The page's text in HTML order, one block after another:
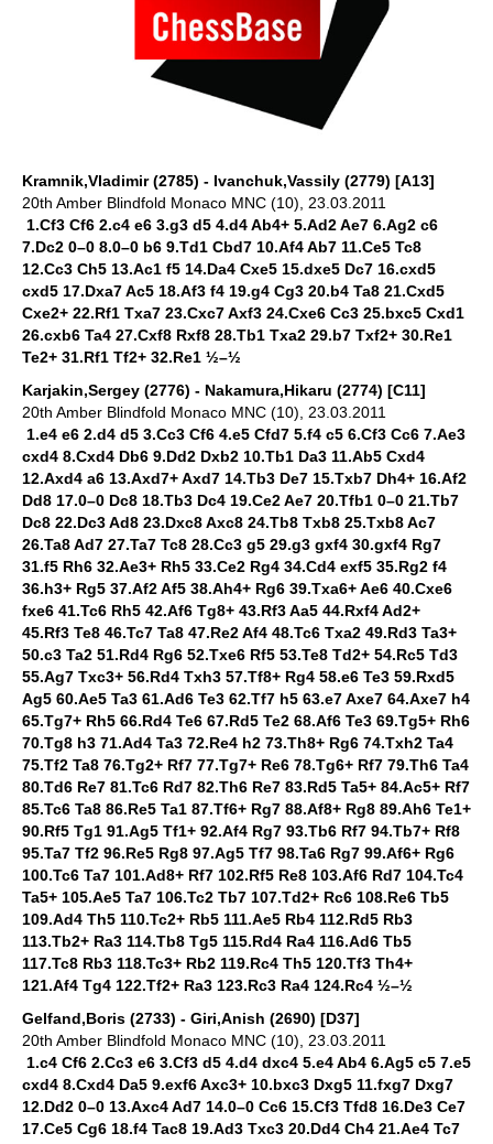
Kramnik,Vladimir (2785) - Ivanchuk,Vassily (2779) [A13]
20th Amber Blindfold Monaco MNC (10), 23.03.2011
1.Cf3 Cf6 2.c4 e6 3.g3 d5 4.d4 Ab4+ 5.Ad2 Ae7 6.Ag2 c6
7.Dc2 0–0 8.0–0 b6 9.Td1 Cbd7 10.Af4 Ab7 11.Ce5 Tc8
12.Cc3 Ch5 13.Ac1 f5 14.Da4 Cxe5 15.dxe5 Dc7 16.cxd5
cxd5 17.Dxa7 Ac5 18.Af3 f4 19.g4 Cg3 20.b4 Ta8 21.Cxd5
Cxe2+ 22.Rf1 Txa7 23.Cxc7 Axf3 24.Cxe6 Cc3 25.bxc5 Cxd1
26.cxb6 Ta4 27.Cxf8 Rxf8 28.Tb1 Txa2 29.b7 Txf2+ 30.Re1
Te2+ 31.Rf1 Tf2+ 32.Re1 ½–½
Karjakin,Sergey (2776) - Nakamura,Hikaru (2774) [C11]
20th Amber Blindfold Monaco MNC (10), 23.03.2011
1.e4 e6 2.d4 d5 3.Cc3 Cf6 4.e5 Cfd7 5.f4 c5 6.Cf3 Cc6 7.Ae3
cxd4 8.Cxd4 Db6 9.Dd2 Dxb2 10.Tb1 Da3 11.Ab5 Cxd4
12.Axd4 a6 13.Axd7+ Axd7 14.Tb3 De7 15.Txb7 Dh4+ 16.Af2
Dd8 17.0–0 Dc8 18.Tb3 Dc4 19.Ce2 Ae7 20.Tfb1 0–0 21.Tb7
Dc8 22.Dc3 Ad8 23.Dxc8 Axc8 24.Tb8 Txb8 25.Txb8 Ac7
26.Ta8 Ad7 27.Ta7 Tc8 28.Cc3 g5 29.g3 gxf4 30.gxf4 Rg7
31.f5 Rh6 32.Ae3+ Rh5 33.Ce2 Rg4 34.Cd4 exf5 35.Rg2 f4
36.h3+ Rg5 37.Af2 Af5 38.Ah4+ Rg6 39.Txa6+ Ae6 40.Cxe6
fxe6 41.Tc6 Rh5 42.Af6 Tg8+ 43.Rf3 Aa5 44.Rxf4 Ad2+
45.Rf3 Te8 46.Tc7 Ta8 47.Re2 Af4 48.Tc6 Txa2 49.Rd3 Ta3+
50.c3 Ta2 51.Rd4 Rg6 52.Txe6 Rf5 53.Te8 Td2+ 54.Rc5 Td3
55.Ag7 Txc3+ 56.Rd4 Txh3 57.Tf8+ Rg4 58.e6 Te3 59.Rxd5
Ag5 60.Ae5 Ta3 61.Ad6 Te3 62.Tf7 h5 63.e7 Axe7 64.Axe7 h4
65.Tg7+ Rh5 66.Rd4 Te6 67.Rd5 Te2 68.Af6 Te3 69.Tg5+ Rh6
70.Tg8 h3 71.Ad4 Ta3 72.Re4 h2 73.Th8+ Rg6 74.Txh2 Ta4
75.Tf2 Ta8 76.Tg2+ Rf7 77.Tg7+ Re6 78.Tg6+ Rf7 79.Th6 Ta4
80.Td6 Re7 81.Tc6 Rd7 82.Th6 Re7 83.Rd5 Ta5+ 84.Ac5+ Rf7
85.Tc6 Ta8 86.Re5 Ta1 87.Tf6+ Rg7 88.Af8+ Rg8 89.Ah6 Te1+
90.Rf5 Tg1 91.Ag5 Tf1+ 92.Af4 Rg7 93.Tb6 Rf7 94.Tb7+ Rf8
95.Ta7 Tf2 96.Re5 Rg8 97.Ag5 Tf7 98.Ta6 Rg7 99.Af6+ Rg6
100.Tc6 Ta7 101.Ad8+ Rf7 102.Rf5 Re8 103.Af6 Rd7 104.Tc4
Ta5+ 105.Ae5 Ta7 106.Tc2 Tb7 107.Td2+ Rc6 108.Re6 Tb5
109.Ad4 Th5 110.Tc2+ Rb5 111.Ae5 Rb4 112.Rd5 Rb3
113.Tb2+ Ra3 114.Tb8 Tg5 115.Rd4 Ra4 116.Ad6 Tb5
117.Tc8 Rb3 118.Tc3+ Rb2 119.Rc4 Th5 120.Tf3 Th4+
121.Af4 Tg4 122.Tf2+ Ra3 123.Rc3 Ra4 124.Rc4 ½–½
Gelfand,Boris (2733) - Giri,Anish (2690) [D37]
20th Amber Blindfold Monaco MNC (10), 23.03.2011
1.c4 Cf6 2.Cc3 e6 3.Cf3 d5 4.d4 dxc4 5.e4 Ab4 6.Ag5 c5 7.e5
cxd4 8.Cxd4 Da5 9.exf6 Axc3+ 10.bxc3 Dxg5 11.fxg7 Dxg7
12.Dd2 0–0 13.Axc4 Ad7 14.0–0 Cc6 15.Cf3 Tfd8 16.De3 Ce7
17.Ce5 Cg6 18.f4 Tac8 19.Ad3 Txc3 20.Dd4 Ch4 21.Ae4 Tc7